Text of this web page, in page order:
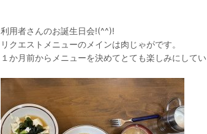
利用者さんのお誕生日会!(^^)!
リクエストメニューのメインは肉じゃがです。
１か月前からメニューを決めてとても楽しみにしてい